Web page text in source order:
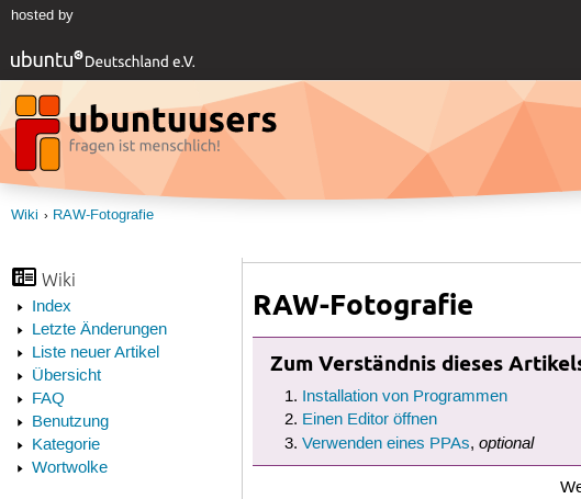
hosted by
Wiki RAW-Fotografie
Wiki
Index
Letzte Änderungen
Liste neuer Artikel
Übersicht
FAQ
Benutzung
Kategorie
Wortwolke
RAW-Fotografie
Zum Verständnis dieses
Installation von Programmen
Einen Editor öffnen
Verwenden eines PPAs, optional